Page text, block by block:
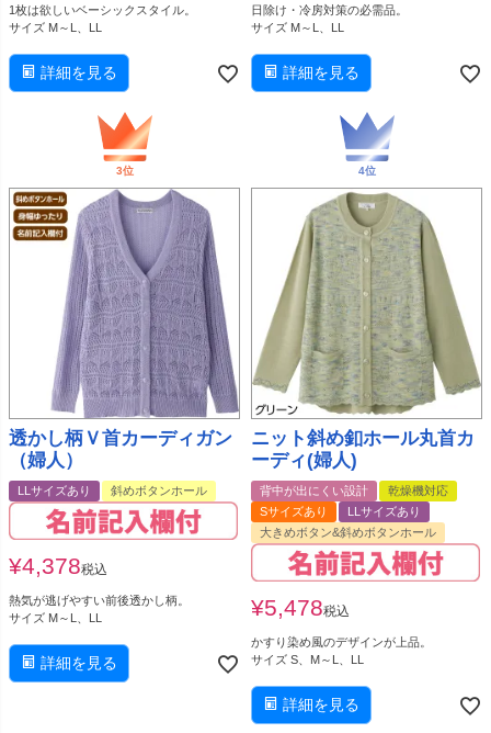
1枚は欲しいベーシックスタイル。
サイズ M～L、LL
詳細を見る
日除け・冷房対策の必需品。
サイズ M～L、LL
詳細を見る
透かし柄Ｖ首カーディガン
（婦人）
LLサイズあり 斜めボタンホール
¥4,378税込
熱気が逃げやすい前後透かし柄。
サイズ M～L、LL
詳細を見る
ニット斜め釦ホール丸首カ
ーディ(婦人)
背中が出にくい設計
乾燥機対応
Sサイズあり
LLサイズあり
大きめボタン&斜めボタンホール
¥5,478税込
かすり染め風のデザインが上品。
サイズ S、M～L、LL
詳細を見る